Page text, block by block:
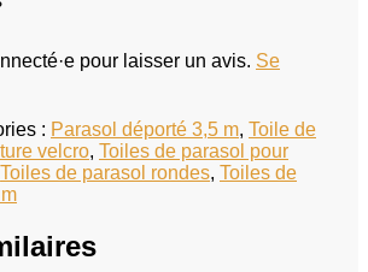
pour laisser un avis. Se
: Parasol déporté 3,5 m, Toile de
velcro, Toiles de parasol pour
Toiles de parasol rondes, Toiles de